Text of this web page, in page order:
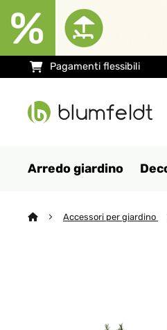
Pagamenti flessibili
Arredo giardino
Accessori per giardino